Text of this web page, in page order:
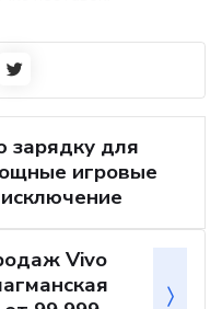
зарядку для
игровые
Vivo